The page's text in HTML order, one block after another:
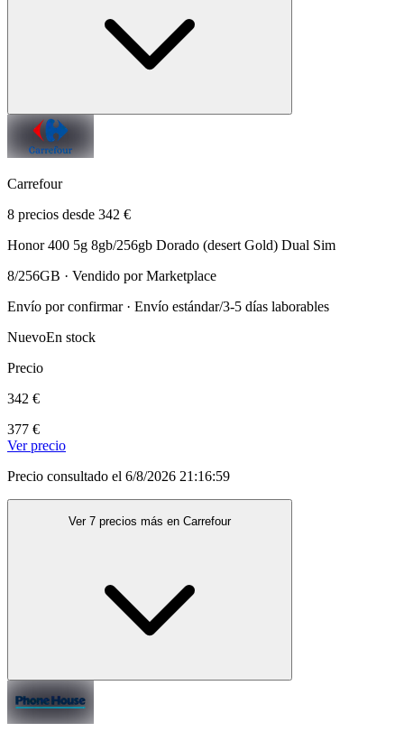
Carrefour
8 precios desde 342 €
Honor 400 5g 8gb/256gb Dorado (desert Gold) Dual Sim
8/256GB · Vendido por Marketplace
Envío por confirmar · Envío estándar/3-5 días laborables
NuevoEn stock
Precio
342 €
377 €
Ver precio
Precio consultado el 6/8/2026 21:16:59
Ver 7 precios más en Carrefour